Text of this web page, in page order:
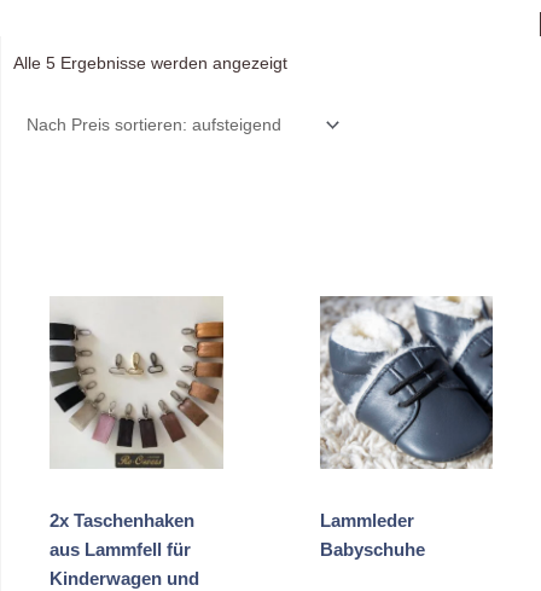
Alle 5 Ergebnisse werden angezeigtNach
sortiert:
2x Taschenhaken
aus Lammfell für
Kinderwagen und
Lammleder
Babyschuhe